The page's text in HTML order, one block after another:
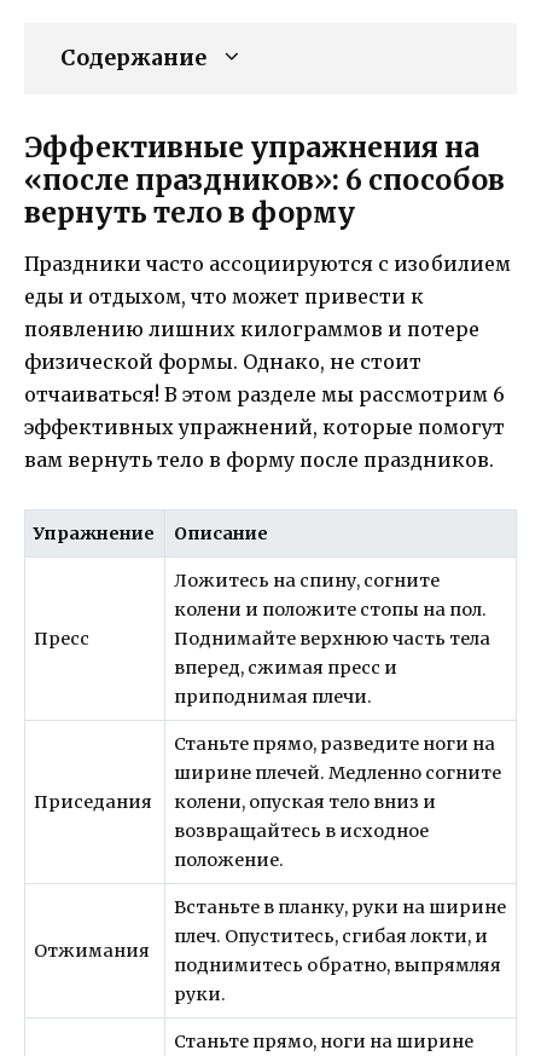
Содержание
Эффективные упражнения на
«после праздников»: 6 способов
вернуть тело в форму
Праздники часто ассоциируются с изобилием
еды и отдыхом, что может привести к
появлению лишних килограммов и потере
физической формы. Однако, не стоит
отчаиваться! В этом разделе мы рассмотрим 6
эффективных упражнений, которые помогут
вам вернуть тело в форму после праздников.
Упражнение Описание
Пресс
Ложитесь на спину, согните
колени и положите стопы на пол.
Поднимайте верхнюю часть тела
вперед, сжимая пресс и
приподнимая плечи.
Приседания
Станьте прямо, разведите ноги на
ширине плечей. Медленно согните
колени, опуская тело вниз и
возвращайтесь в исходное
положение.
Отжимания
Встаньте в планку, руки на ширине
плеч. Опуститесь, сгибая локти, и
поднимитесь обратно, выпрямляя
руки.
Станьте прямо, ноги на ширине